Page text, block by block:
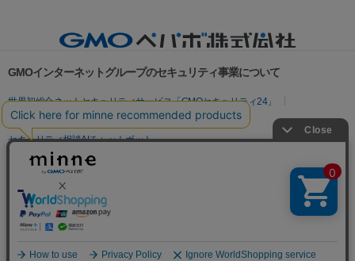
GMOインターネットグループのセキュリティ事業について
世界初総合ネットセキュリティサービス「GMOセキュリティ24」
パスワード漏洩診断
Webサイトリスク診断
セキュリティ相談AIチャットボット
実在証明・盗聴対策
サイバー攻撃対策（GMO Flatt Security）
セキュリティ事業の軌跡